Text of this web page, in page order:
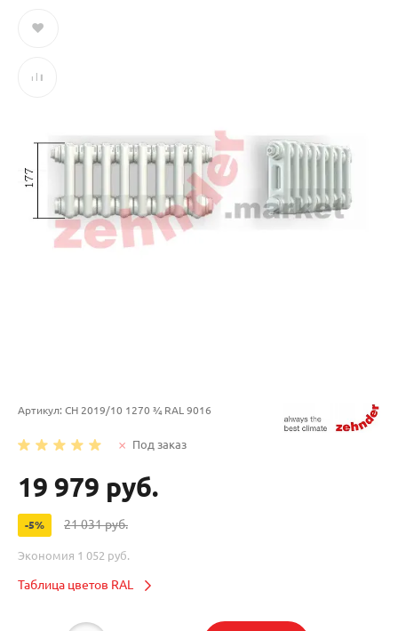
Артикул: CH 2019/10 1270 ¾ RAL 9016
Под заказ
19 979 руб.
-5% 21 031 руб.
Экономия 1 052 руб.
Таблица цветов RAL